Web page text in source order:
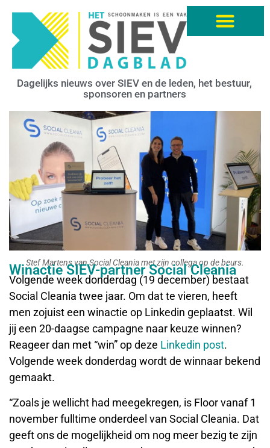
Dagelijks nieuws over SIEV en de leden, het bestuur,
sponsoren en partners
Stef Martens van Social Cleania met zijn collega op de beurs.
Winactie SIEV-partner Social Cleania
Volgende week donderdag (19 december) bestaat
Social Cleania twee jaar. Om dat te vieren, heeft
men zojuist een winactie op Linkedin geplaatst. Wil
jij een 20-daagse campagne naar keuze winnen?
Reageer dan met “win” op deze Linkedin post.
Volgende week donderdag wordt de winnaar bekend
gemaakt.
“Zoals je wellicht had meegekregen, is Floor vanaf 1
november fulltime onderdeel van Social Cleania. Dat
geeft ons de mogelijkheid om nog meer bezig te zijn